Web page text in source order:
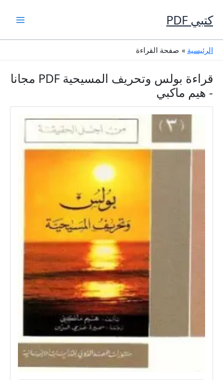
إلى
المحتوى
كتبي PDF
الرئيسية صفحة القراءة
قراءة بولس وتحريف المسيحية PDF مجانا
- هيم ماكبي